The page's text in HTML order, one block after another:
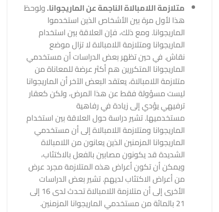
متلازمة اللامبالاة الناجمة عن الماريجوانا.ولوحظ
هذا لأول مرة بين الأشخاص الذين استخدموا
الماريجوانا. ومع ذلك، فإن العلاقة بين استخدام
الماريجوانا ومتلازمة اللامبالاة لا تزال موضع
نقاش. في حين تظهر بعض الدراسات أن مستخدمي
الماريجوانا المتكررين هم أكثر عرضة للمعاناة من
متلازمة اللامبالاة، يعتقد البعض الآخر أن الماريجوانا
ليست مسؤولة فقط عن هذا المرض، ولكن كعقار
ترفيهي يؤدي إلى زيادة في رفاهية
مستخدميها. تشير دراسة حول العلاقة بين استخدام
الماريجوانا ومتلازمة اللامبالاة إلى أن مستخدمي
الماريجوانا المزمنين الذين يعانون من اللامبالاة
الشديدة قد يكونون مصابين بالفعل بالاكتئاب،
ويمكن أن تكون أعراض هذه المتلازمة مجرد عرض
من أعراض الاكتئاب لديهم. تشير بعض الدراسات
الأخرى إلى أن متلازمة اللامبالاة تحدث لدى 16 إلى
21 بالمائة من مستخدمي الماريجوانا المزمنين.